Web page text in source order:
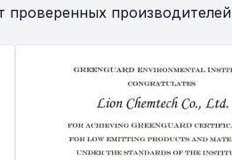
производителей